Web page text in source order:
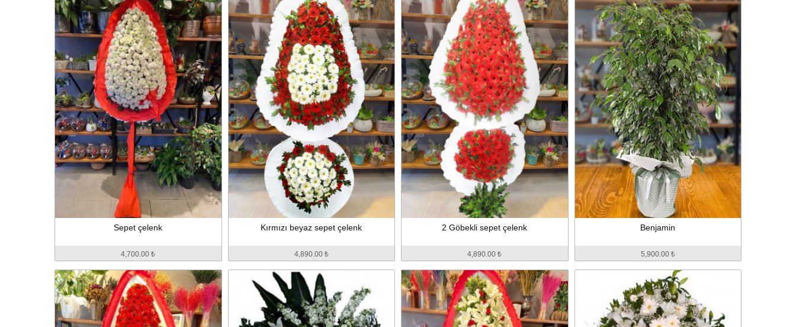
Sepet çelenk
4,700.00 ₺
Kırmızı beyaz sepet çelenk
4,890.00 ₺
2 Göbekli sepet çelenk
4,890.00 ₺
Benjamin
5,900.00 ₺